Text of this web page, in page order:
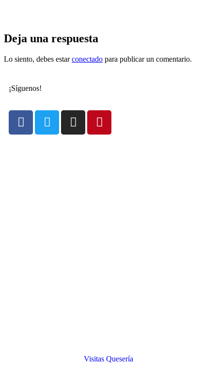
Deja una respuesta
Lo siento, debes estarconectado para publicar un comentario.
¡Síguenos!
Visitas Quesería